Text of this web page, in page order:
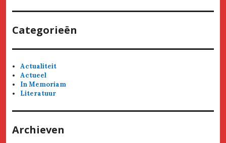
Categorieën
Actualiteit
Actueel
In Memoriam
Literatuur
Archieven